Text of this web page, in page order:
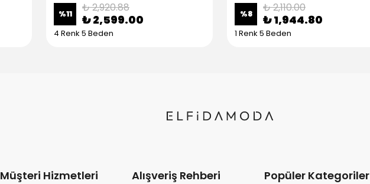
%11 ₺ 2,920.88
₺ 2,599.00
4 Renk 5 Beden
%8 ₺ 2,110.00
₺ 1,944.80
1 Renk 5 Beden
Müşteri Hizmetleri Alışveriş Rehberi Popüler Kategoriler